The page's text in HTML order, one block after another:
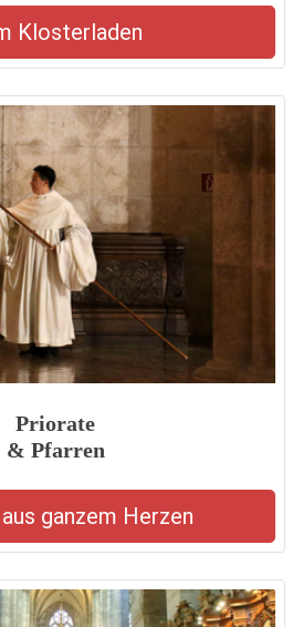
Klosterladen
Priorate
& Pfarren
ganzem Herzen